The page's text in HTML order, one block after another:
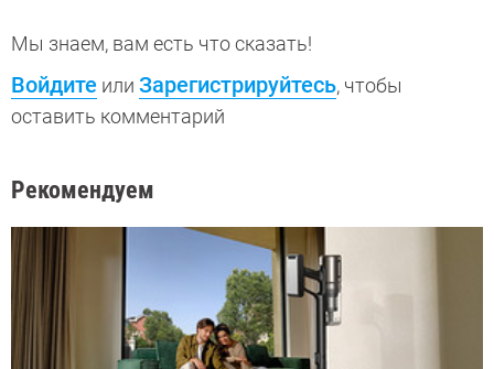
Мы знаем, вам есть что сказать!
Войдите или Зарегистрируйтесь, чтобы
оставить комментарий
Рекомендуем